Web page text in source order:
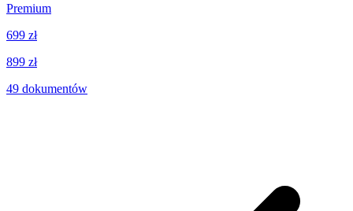
Premium
699 zł
899 zł
49 dokumentów